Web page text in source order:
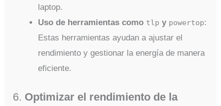
laptop.
Uso de herramientas como tlp y powertop:
Estas herramientas ayudan a ajustar el
rendimiento y gestionar la energía de manera
eficiente.
6. Optimizar el rendimiento de la